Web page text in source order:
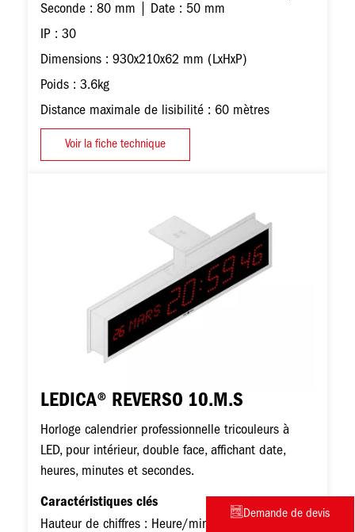
Seconde : 80 mm | Date : 50 mm
IP : 30
Dimensions : 930x210x62 mm (LxHxP)
Poids : 3.6kg
Distance maximale de lisibilité : 60 mètres
Voir la fiche technique
LEDICA® REVERSO 10.M.S
Horloge calendrier professionnelle tricouleurs à
LED, pour intérieur, double face, affichant date,
heures, minutes et secondes.
Caractéristiques clés
Hauteur de chiffres : Heure/minute : 110 mm |
Demande de devis